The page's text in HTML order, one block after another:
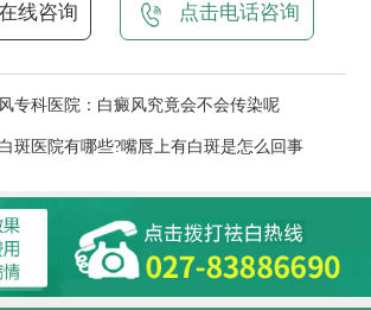
线咨询 点击电话咨询
专科医院：白癜风究竟会不会传染呢
斑医院有哪些?嘴唇上有白斑是怎么回事